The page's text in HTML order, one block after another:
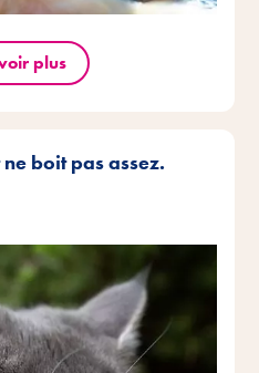
plus
boit pas assez.